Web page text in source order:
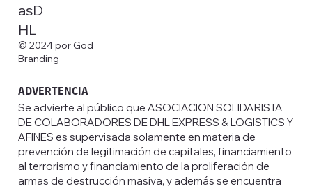
asD
HL
© 2024 por God
Branding
ADVERTENCIA
Se advierte al público que ASOCIACION SOLIDARISTA
DE COLABORADORES DE DHL EXPRESS & LOGISTICS Y
AFINES es supervisada solamente en materia de
prevención de legitimación de capitales, financiamiento
al terrorismo y financiamiento de la proliferación de
armas de destrucción masiva, y además se encuentra